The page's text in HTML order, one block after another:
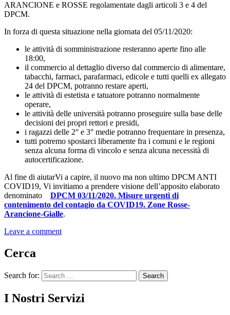
ARANCIONE e ROSSE regolamentate dagli articoli 3 e 4 del
DPCM.
In forza di questa situazione nella giornata del 05/11/2020:
le attività di somministrazione resteranno aperte fino alle
18:00,
il commercio al dettaglio diverso dal commercio di alimentare,
tabacchi, farmaci, parafarmaci, edicole e tutti quelli ex allegato
24 del DPCM, potranno restare aperti,
le attività di estetista e tatuatore potranno normalmente
operare,
le attività delle università potranno proseguire sulla base delle
decisioni dei propri rettori e presidi,
i ragazzi delle 2° e 3° medie potranno frequentare in presenza,
tutti potremo spostarci liberamente fra i comuni e le regioni
senza alcuna forma di vincolo e senza alcuna necessità di
autocertificazione.
Al fine di aiutarVi a capire, il nuovo ma non ultimo DPCM ANTI
COVID19, Vi invitiamo a prendere visione dell’apposito elaborato
denominato DPCM 03/11/2020. Misure urgenti di
contenimento del contagio da COVID19. Zone Rosse-
Arancione-Gialle.
Leave a comment
Cerca
Search for:
I Nostri Servizi